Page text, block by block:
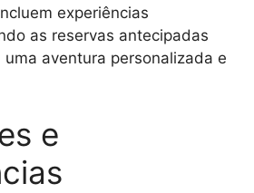
experiências
as reservas antecipadas
uma aventura personalizada e
e